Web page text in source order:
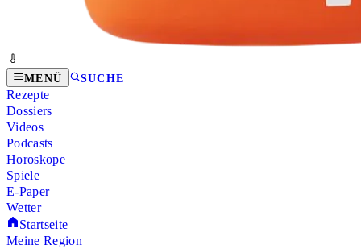
MENÜ SUCHE
Rezepte
Dossiers
Videos
Podcasts
Horoskope
Spiele
E-Paper
Wetter
Startseite
Meine Region